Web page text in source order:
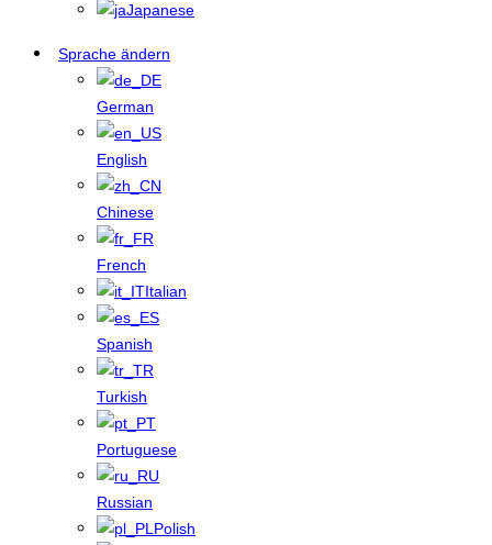
Japanese
Sprache ändern
German
English
Chinese
French
Italian
Spanish
Turkish
Portuguese
Russian
Polish